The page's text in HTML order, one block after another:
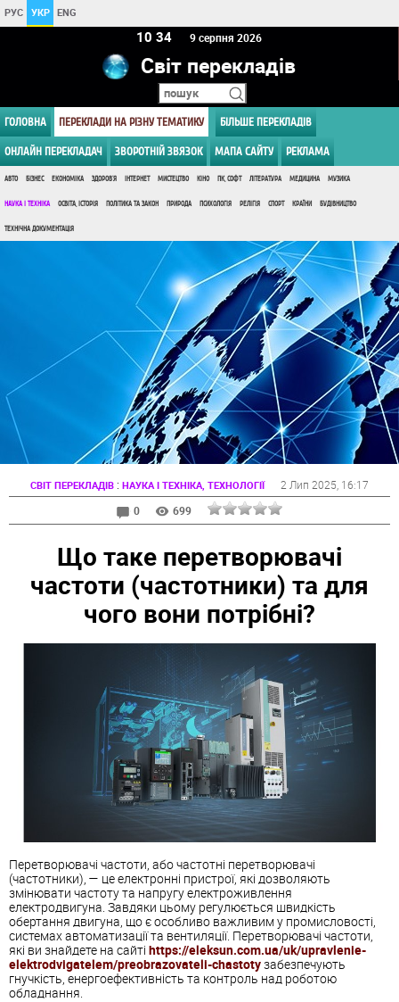
РУС УКР ENG
10:34 9 серпня 2026
Світ перекладів
ГОЛОВНА ПЕРЕКЛАДИ НА РІЗНУ ТЕМАТИКУ БІЛЬШЕ ПЕРЕКЛАДІВ
ОНЛАЙН ПЕРЕКЛАДАЧ ЗВОРОТНІЙ ЗВЯЗОК МАПА САЙТУ РЕКЛАМА
АВТО БІЗНЕС ЕКОНОМІКА ЗДОРОВ'Я ІНТЕРНЕТ МИСТЕЦТВО КІНО ПК, СОФТ ЛІТЕРАТУРА МЕДИЦИНА МУЗИКА
НАУКА І ТЕХНІКА ОСВІТА, ІСТОРІЯ ПОЛІТИКА ТА ЗАКОН ПРИРОДА ПСИХОЛОГІЯ РЕЛІГІЯ СПОРТ КРАЇНИ БУДІВНИЦТВО
ТЕХНІЧНА ДОКУМЕНТАЦІЯ
СВІТ ПЕРЕКЛАДІВ : НАУКА І ТЕХНІКА, ТЕХНОЛОГІЇ 2 Лип 2025 , 16:17
0
699
Що таке перетворювачі
частоти (частотники) та для
чого вони потрібні?
Перетворювачі частоти, або частотні перетворювачі
(частотники), — це електронні пристрої, які дозволяють
змінювати частоту та напругу електроживлення
електродвигуна. Завдяки цьому регулюється швидкість
обертання двигуна, що є особливо важливим у промисловості,
системах автоматизації та вентиляції. Перетворювачі частоти,
які ви знайдете на сайті https://eleksun.com.ua/uk/upravlenie-
elektrodvigatelem/preobrazovateli-chastotyзабезпечують
гнучкість, енергоефективність та контроль над роботою
обладнання.